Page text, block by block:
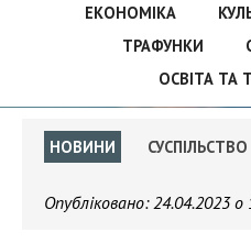
ЕКОНОМІКА
ТРАФУНКИ
ОСВІТА ТА
НОВИНИ СУСПІЛЬСТВО
Опубліковано:24.04.2023 о